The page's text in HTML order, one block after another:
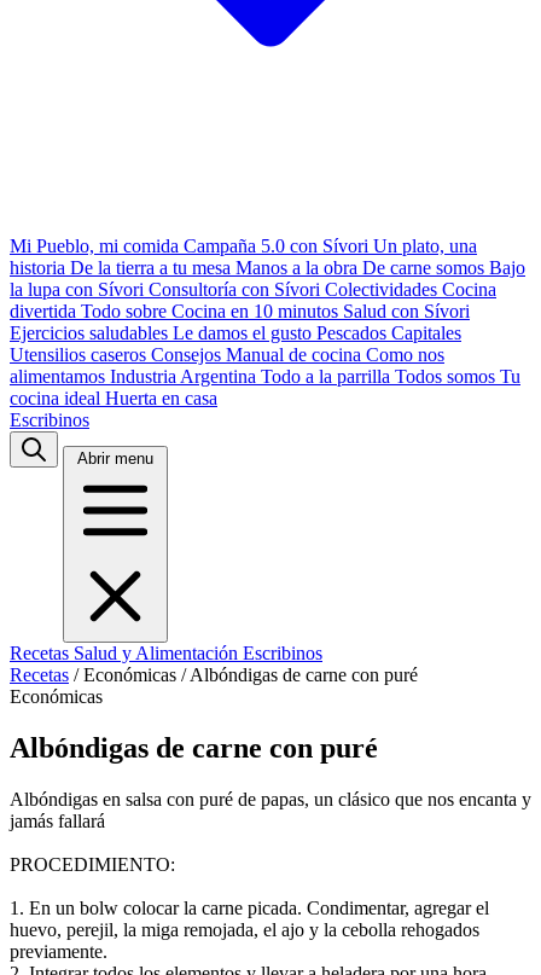
Mi Pueblo, mi comida Campaña 5.0 con Sívori Un plato, una
historia De la tierra a tu mesa Manos a la obra De carne somos Bajo
la lupa con Sívori Consultoría con Sívori Colectividades Cocina
divertida Todo sobre Cocina en 10 minutos Salud con Sívori
Ejercicios saludables Le damos el gusto Pescados Capitales
Utensilios caseros Consejos Manual de cocina Como nos
alimentamos Industria Argentina Todo a la parrilla Todos somos Tu
cocina ideal Huerta en casa
Escribinos
Abrir menu
Recetas Salud y Alimentación Escribinos
Recetas / Económicas / Albóndigas de carne con puré
Económicas
Albóndigas de carne con puré
Albóndigas en salsa con puré de papas, un clásico que nos encanta y
jamás fallará
PROCEDIMIENTO:
1. En un bolw colocar la carne picada. Condimentar, agregar el
huevo, perejil, la miga remojada, el ajo y la cebolla rehogados
previamente.